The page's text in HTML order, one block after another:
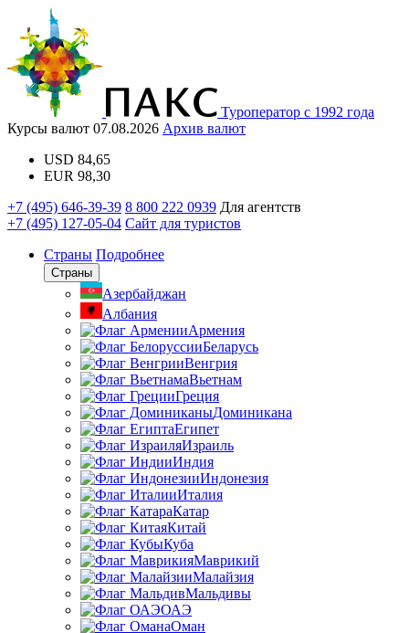
Туроператор с 1992 года
Курсы валют 07.08.2026 Архив валют
USD 84,65
EUR 98,30
+7 (495) 646-39-39 8 800 222 0939 Для агентств
+7 (495) 127-05-04 Сайт для туристов
Страны Подробнее
Страны
Азербайджан
Албания
Армения
Беларусь
Венгрия
Вьетнам
Греция
Доминикана
Египет
Израиль
Индия
Индонезия
Италия
Катар
Китай
Куба
Маврикий
Малайзия
Мальдивы
ОАЭ
Оман